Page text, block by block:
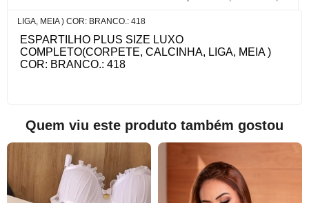
LIGA, MEIA ) COR: BRANCO.: 418
ESPARTILHO PLUS SIZE LUXO
COMPLETO(CORPETE, CALCINHA, LIGA, MEIA )
COR: BRANCO.: 418
Quem viu este produto também gostou